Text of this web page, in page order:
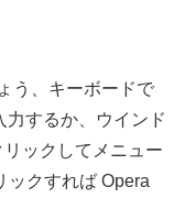
う、キーボードで
力するか、ウインド
ックしてメニュー
ックすれば Opera